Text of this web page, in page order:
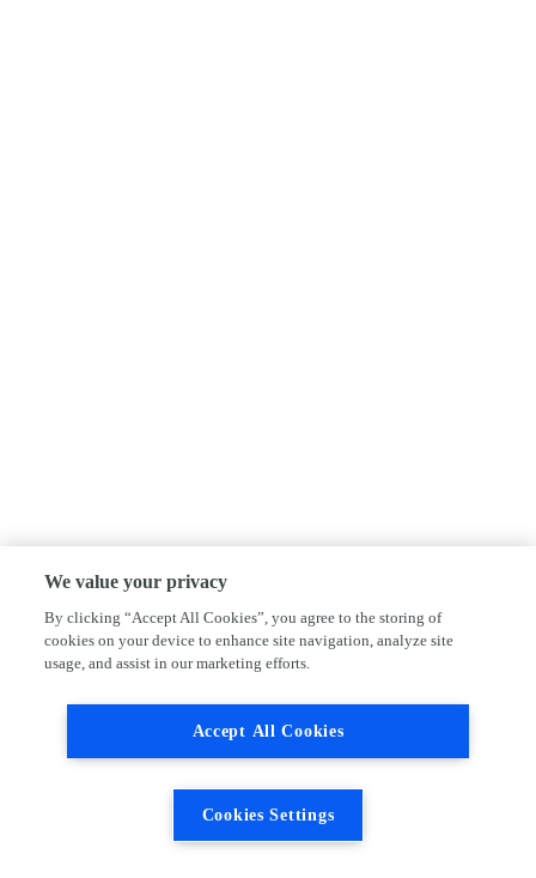
We value your privacy
By clicking “Accept All Cookies”, you agree to the storing of
cookies on your device to enhance site navigation, analyze site
usage, and assist in our marketing efforts.
Accept All Cookies
Cookies Settings